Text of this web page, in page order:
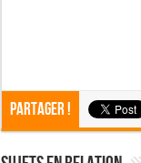
Partager !